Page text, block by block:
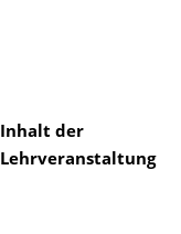
Inhalt der
Lehrveranstaltung